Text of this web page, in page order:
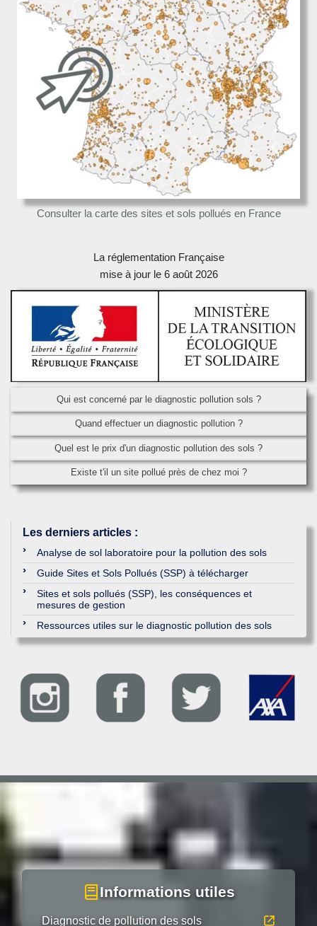
Consulter la carte des sites et sols pollués en France
La réglementation Française
mise à jour le 6 août 2026
Qui est concerné par le diagnostic pollution sols ?
Quand effectuer un diagnostic pollution ?
Quel est le prix d'un diagnostic pollution des sols ?
Existe t'il un site pollué près de chez moi ?
Les derniers articles :
Analyse de sol laboratoire pour la pollution des sols
Guide Sites et Sols Pollués (SSP) à télécharger
Sites et sols pollués (SSP), les conséquences et
mesures de gestion
Ressources utiles sur le diagnostic pollution des sols
Informations utiles
Diagnostic de pollution des sols